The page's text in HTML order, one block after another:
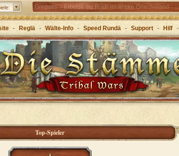
Grepolis – Erboue dis Riich im antike Griecheland
- Reglä - Wälte-Info - Speed Rundä - Support - Hilf -
Top-Spieler